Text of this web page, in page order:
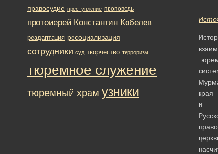
края
и
правосудие преступление проповедь
протоиерей Константин Кобелев
реадаптация ресоциализация
сотрудники суд творчество терроризм
тюремное служение
тюремный храм узники